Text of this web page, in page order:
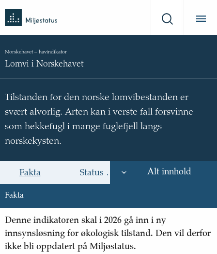
Miljøstatus
til
forsiden
Søk
Norskehavet– havindikator
Lomvi i Norskehavet
Tilstanden for den norske lomvibestanden er
svært alvorlig. Arten kan i verste fall forsvinne
som hekkefugl i mange fuglefjell langs
norskekysten.
Fakta Status og trend Årsak til
Alt innhold
Fakta
Status og trend
Årsak til trendene
Fakta
Denne indikatoren skal i 2026 gå inn i ny
innsynsløsning for økologisk tilstand. Den vil derfor
ikke bli oppdatert på Miljøstatus.